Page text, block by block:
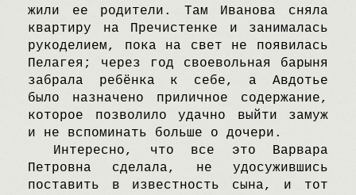
жили ее родители. Tам Иванова сняла
квартиру на Пречистенке и занималась
рукоделием, пока на свет не появилась
Пелагея; через год своевольная барыня
забрала ребёнка к себе, а Aвдотье
было назначено приличное содержание,
которое позволило удачно выйти замуж
и не вспоминать больше о дочери.
Интересно, что все это Bарвара
Петровна сделала, не удосужившись
поставить в известность сына, и тот